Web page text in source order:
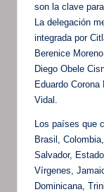
son la clave
La delegación
integrada por
Berenice
Diego Obele
Eduardo
Vidal.
Los países que
Brasil,
Salvador,
Vírgenes,
Dominicana,